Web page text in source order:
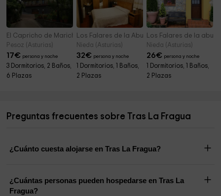
El Capricho de Marichu
Pesoz (Asturias)
17€ persona y noche
3 Dormitorios, 2 Baños,
6 Plazas
Los Falares de la Abuela Berta- El Sumiciu
Nieda (Asturias)
32€ persona y noche
1 Dormitorios, 1 Baños,
2 Plazas
Los Falares de la
Nieda (Asturias)
26€ persona y noche
1 Dormitorios, 1 Baños,
2 Plazas
Preguntas frecuentes sobre Tras La Fragua
¿Cuánto cuesta alojarse en Tras La Fragua?
¿Cuántas personas pueden hospedarse en Tras La
Fragua?